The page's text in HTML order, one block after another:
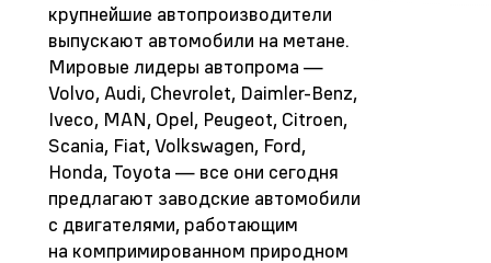
крупнейшие автопроизводители
выпускают автомобили на метане.
Мировые лидеры автопрома —
Volvo, Audi, Chevrolet, Daimler-Benz,
Iveco, MAN, Opel, Peugeot, Citroen,
Sсania, Fiat, Volkswagen, Ford,
Honda, Toyota — все они сегодня
предлагают заводские автомобили
с двигателями, работающим
на компримированном природном